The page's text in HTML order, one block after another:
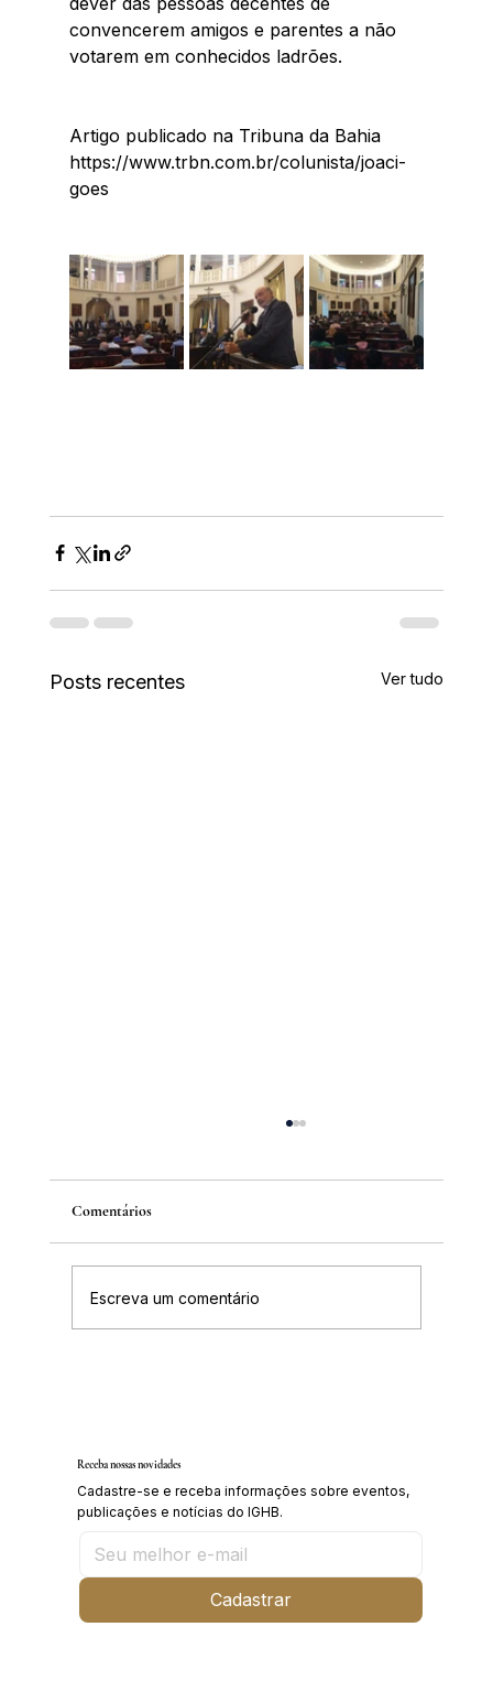
convencerem amigos e parentes a não
votarem em conhecidos ladrões.
Artigo publicado na Tribuna da Bahia
https://www.trbn.com.br/colunista/joaci-
goes
Posts recentes Ver tudo
Comentários
Escreva um comentário
Receba nossas novidades
Cadastre-se e receba informações sobre eventos,
publicações e notícias do IGHB.
Cadastrar